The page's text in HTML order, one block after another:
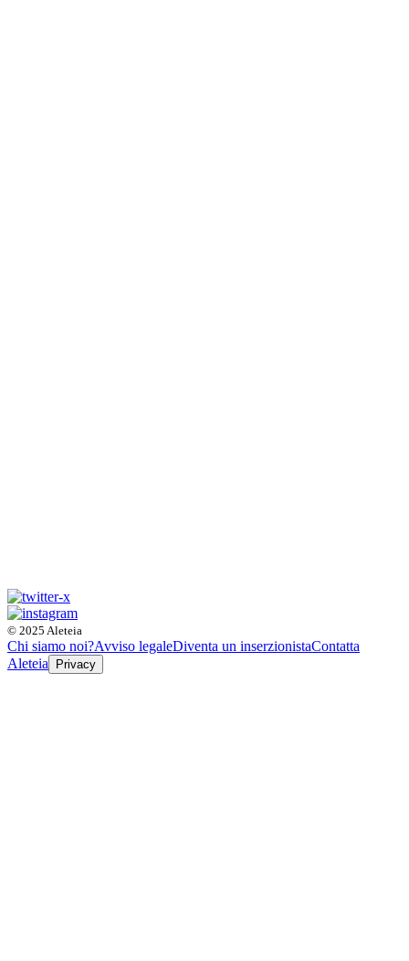
© 2025 Aleteia
Chi siamo noi?Avviso legaleDiventa un inserzionistaContatta
Aleteia
Privacy